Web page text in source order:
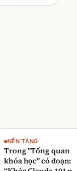
NỀN TẢNG
"Tổng quan
học" có đoạn: